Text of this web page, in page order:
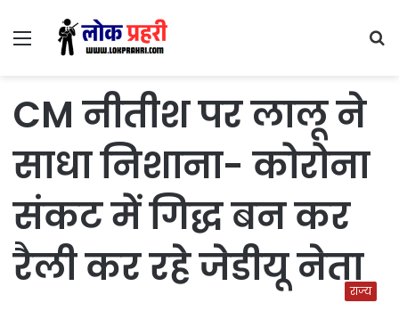
Menu
CM नीतीश पर लालू ने
साधा निशाना- कोरोना
संकट में गिद्ध बन कर
रैली कर रहे जेडीयू नेता
राज्य